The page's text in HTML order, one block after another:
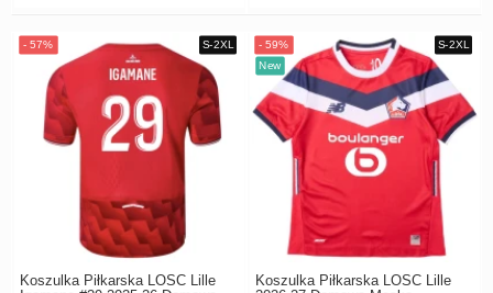
Koszulka Piłkarska LOSC Lille
Koszulka Piłkarska LOSC Lille